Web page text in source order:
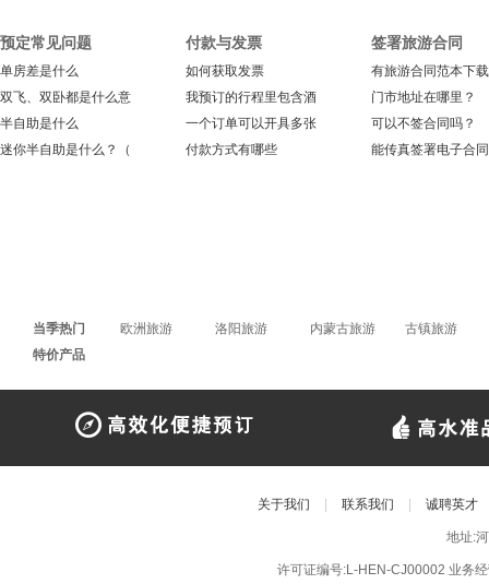
预定常见问题
单房差是什么
双飞、双卧都是什么意
半自助是什么
迷你半自助是什么？（
付款与发票
如何获取发票
我预订的行程里包含酒
一个订单可以开具多张
付款方式有哪些
签署旅游合同
有旅游合同范本下
门市地址在哪里？
可以不签合同吗？
能传真签署电子合
当季热门 欧洲旅游 洛阳旅游 内蒙古旅游
古镇旅游
特价产品
关于我们 联系我们 诚聘英才
地址:
许可证编号:L-HEN-CJ00002 业务